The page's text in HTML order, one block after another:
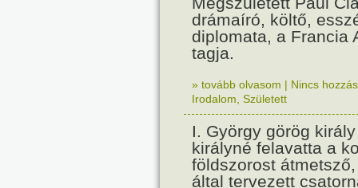
drámaíró, költő,
diplomata, a Francia
tagja.
» tovább olvasom | Nincs
Irodalom Született
I. György görög
királyné felavatta a
földszorost
által tervezett